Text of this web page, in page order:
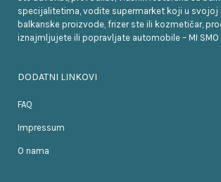
specijalitetima, vodite supermarket koji u svojoj
balkanske proizvode, frizer ste ili kozmetičar,
iznajmljujete ili popravljate automobile – MI SMO
DODATNI LINKOVI
FAQ
Impressum
O nama